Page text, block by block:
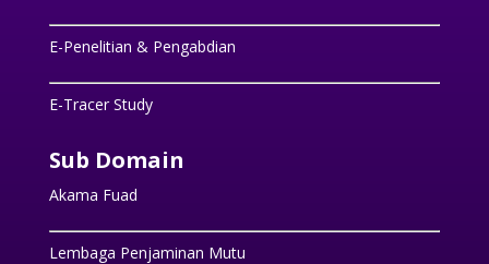
E-Penelitian & Pengabdian
E-Tracer Study
Sub Domain
Akama Fuad
Lembaga Penjaminan Mutu